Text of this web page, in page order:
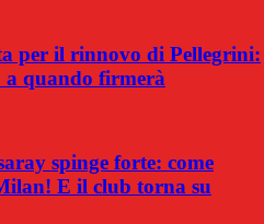
per il rinnovo di Pellegrini:
a quando firmerà
spinge forte: come
E il club torna su